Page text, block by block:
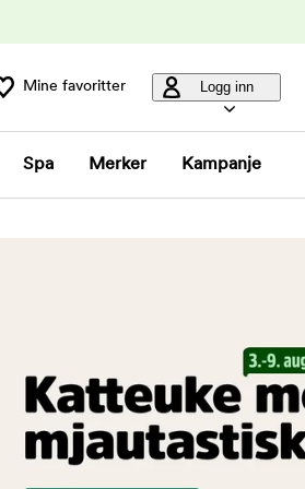
Mine favoritter Logg inn
Spa Merker Kampanje